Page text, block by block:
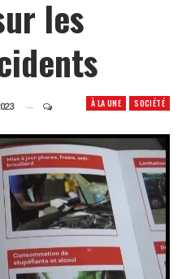
les
À LA UNE SOCIÉTÉ